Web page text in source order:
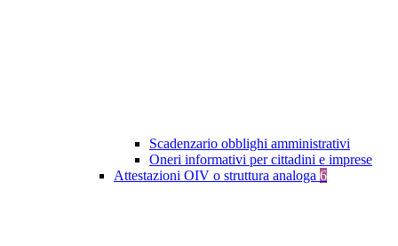
Scadenzario obblighi amministrativi
Oneri informativi per cittadini e imprese
Attestazioni OIV o struttura analoga 6